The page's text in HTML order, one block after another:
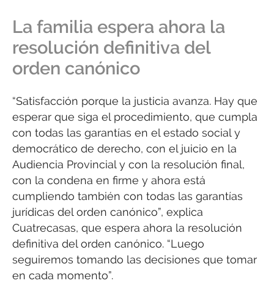
La familia espera ahora la
resolución definitiva del
orden canónico
“Satisfacción porque la justicia avanza. Hay que
esperar que siga el procedimiento, que cumpla
con todas las garantías en el estado social y
democrático de derecho, con el juicio en la
Audiencia Provincial y con la resolución final,
con la condena en firme y ahora está
cumpliendo también con todas las garantías
jurídicas del orden canónico”, explica
Cuatrecasas, que espera ahora la resolución
definitiva del orden canónico. “Luego
seguiremos tomando las decisiones que tomar
en cada momento”.